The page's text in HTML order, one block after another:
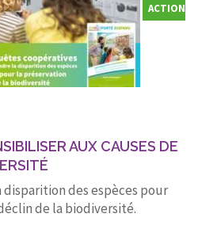
ACTION
AUX CAUSES DE
des espèces pour
de la biodiversité.